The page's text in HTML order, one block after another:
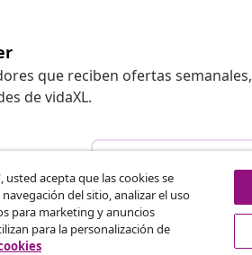
que reciben ofertas semanales,
de vidaXL.
Empresas
usted acepta que las cookies se
del sitio, analizar el uso
para marketing y anuncios
para la personalización de